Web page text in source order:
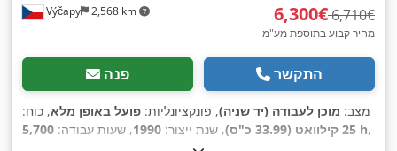
Výčapy 2,568 km ‏6,300 ‏€ ‏6,710 ‏€
מחיר קבוע בתוספת מע"מ
פנה התקשר
מצב: מוכן לעבודה (יד שניה), פונקציונליות: פועל באופן מלא, כוח:
25 קילוואט (33.99 כ"ס)
, שנת ייצור: 1990, שעות עבודה: 5,700 h,